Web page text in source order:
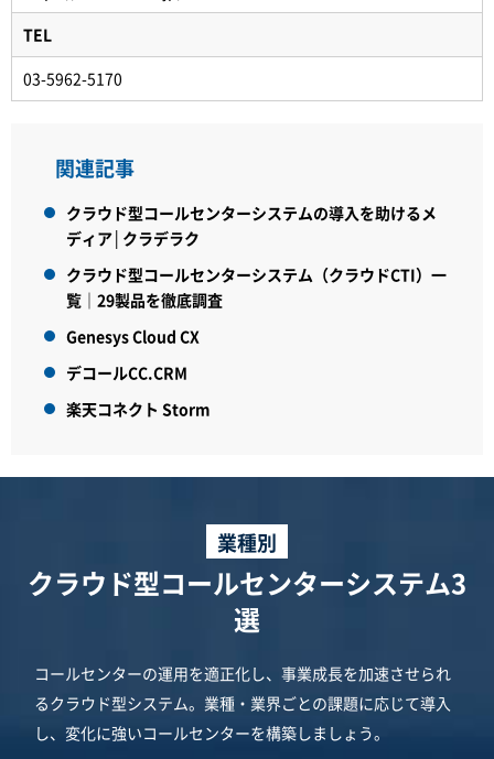
TEL
03-5962-5170
関連記事
クラウド型コールセンターシステムの導入を助けるメ
ディア│クラデラク
クラウド型コールセンターシステム（クラウドCTI）一
覧｜29製品を徹底調査
Genesys Cloud CX
デコールCC.CRM
楽天コネクト Storm
業種別
クラウド型コールセンターシステム3
選
コールセンターの運用を適正化し、事業成長を加速させられ
るクラウド型システム。業種・業界ごとの課題に応じて導入
し、変化に強いコールセンターを構築しましょう。